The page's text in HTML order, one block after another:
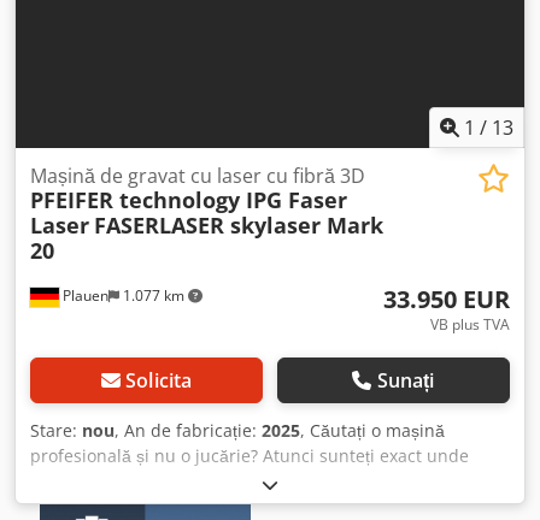
1 / 13
Plauen 1.077 km
Mașină de gravat cu laser cu fibră 3D
PFEIFER technology IPG Faser
Laser FASERLASER skylaser Mark
20
33.950 EUR
VB plus TVA
Solicita Sunați
Stare: nou, An de fabricație: 2025, Căutați o mașină
profesională și nu o jucărie? Atunci sunteți exact unde
trebuie: Mașină de inscripționat folii – imprimantă de
etichete – mașină pentru plăcuțe de identificare (*